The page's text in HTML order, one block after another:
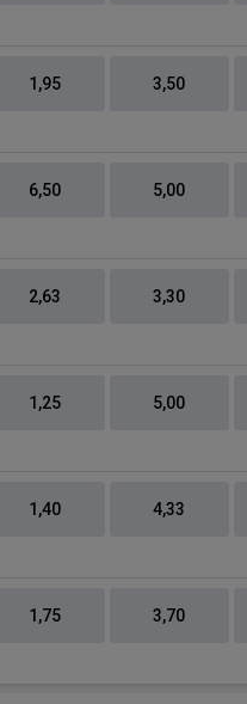
1,95 3,50
6,50 5,00
2,63 3,30
1,25 5,00
1,40 4,33
1,75 3,70